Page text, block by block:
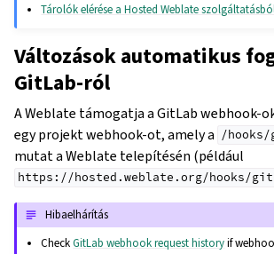
Tárolók elérése a Hosted Weblate
Változások automatikus
GitLab-ról
A Weblate támogatja a GitLab webhook-
egy projekt webhook-ot, amely a /
mutat a Weblate telepítésén (például
https://hosted.weblate.org/hooks/
Hibaelhárítás
CheckGitLab webhook request historyif